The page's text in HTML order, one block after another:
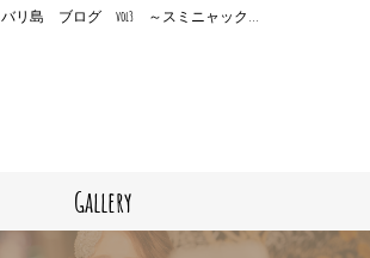
バリ島 ブログ vol3 ～スミニャック...
Gallery